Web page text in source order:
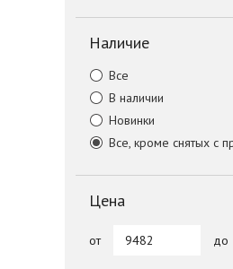
Наличие
Все
В наличии
Новинки
Все, кроме снятых с
Цена
от до